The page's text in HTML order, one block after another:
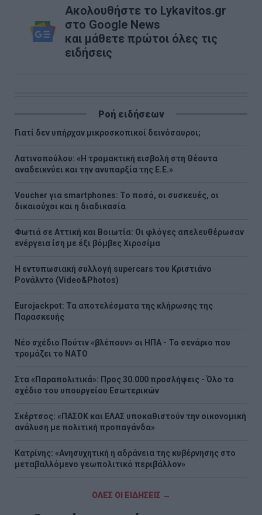
Ακολουθήστε το Lykavitos.gr
στο Google News
και μάθετε πρώτοι όλες τις
ειδήσεις
Ροή ειδήσεων
Γιατί δεν υπήρχαν μικροσκοπικοί δεινόσαυροι;
Λατινοπούλου: «Η τρομακτική εισβολή στη Θέουτα
αναδεικνύει και την ανυπαρξία της Ε.Ε.»
Voucher για smartphones: Το ποσό, οι συσκευές, οι
δικαιούχοι και η διαδικασία
Φωτιά σε Αττική και Βοιωτία: Οι φλόγες απελευθέρωσαν
ενέργεια ίση με έξι βόμβες Χιροσίμα
H εντυπωσιακή συλλογή supercars του Κριστιάνο
Ρονάλντο (Video&Photos)
Eurojackpot: Τα αποτελέσματα της κλήρωσης της
Παρασκευής
Νέο σχέδιο Πούτιν «βλέπουν» οι ΗΠΑ - Το σενάριο που
τρομάζει το ΝΑΤΟ
Στα «Παραπολιτικά»: Προς 30.000 προσλήψεις - Όλο το
σχέδιο του υπουργείου Εσωτερικών
Σκέρτσος: «ΠΑΣΟΚ και ΕΛΑΣ υποκαθιστούν την οικονομική
ανάλυση με πολιτική προπαγάνδα»
Κατρίνης: «Ανησυχητική η αδράνεια της κυβέρνησης στο
μεταβαλλόμενο γεωπολιτικό περιβάλλον»
ΟΛΕΣ ΟΙ ΕΙΔΗΣΕΙΣ →